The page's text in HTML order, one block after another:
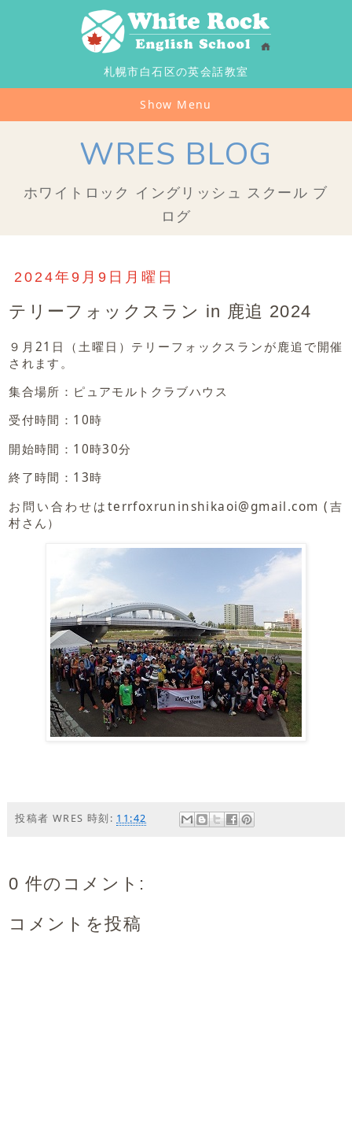
札幌市白石区の英会話教室
Show Menu
WRES BLOG
ホワイトロック イングリッシュ スクール ブ
ログ
2024年9月9日月曜日
テリーフォックスラン in 鹿追 2024
９月21日（土曜日）テリーフォックスランが鹿追で開催
されます。
集合場所：ピュアモルトクラブハウス
受付時間：10時
開始時間：10時30分
終了時間：13時
お問い合わせはterrfoxruninshikaoi@gmail.com (吉
村さん）
投稿者 WRES 時刻: 11:42
0 件のコメント:
コメントを投稿